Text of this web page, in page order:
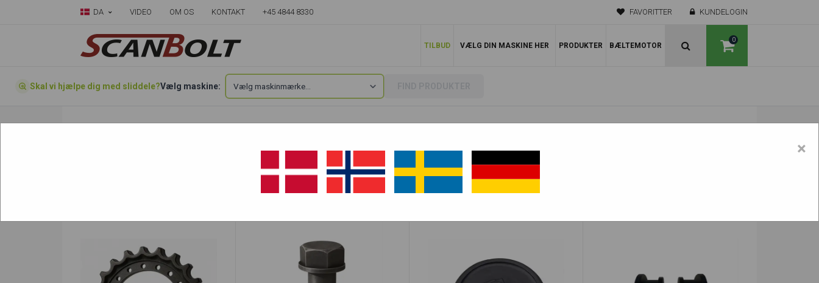
DA VIDEO OM OS KONTAKT +45 4844 8330 FAVORITTER KUNDELOGIN
0
TILBUD VÆLG DIN MASKINE HER PRODUKTER BÆLTEMOTOR
Skal vi hjælpe dig med sliddele?Vælg maskine:
×